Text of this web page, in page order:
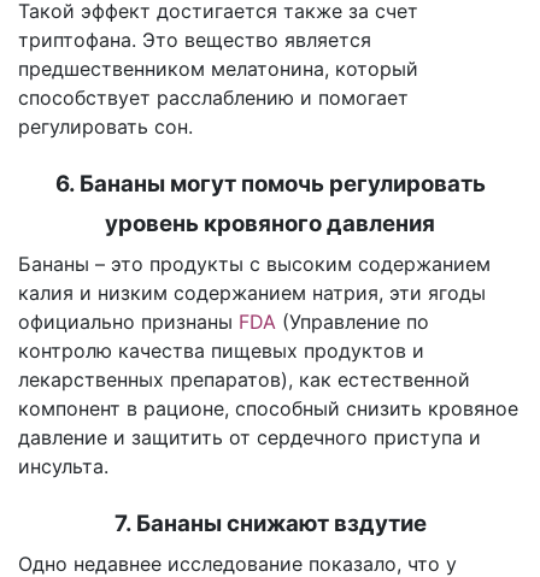
Такой эффект достигается также за счет
триптофана. Это вещество является
предшественником мелатонина, который
способствует расслаблению и помогает
регулировать сон.
6. Бананы могут помочь регулировать
уровень кровяного давления
Бананы – это продукты с высоким содержанием
калия и низким содержанием натрия, эти ягоды
официально признаны FDA (Управление по
контролю качества пищевых продуктов и
лекарственных препаратов), как естественной
компонент в рационе, способный снизить кровяное
давление и защитить от сердечного приступа и
инсульта.
7. Бананы снижают вздутие
Одно недавнее исследование показало, что у